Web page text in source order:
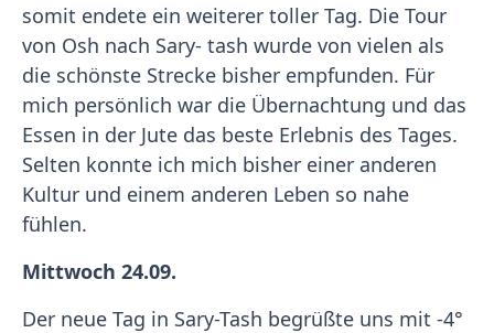
somit endete ein weiterer toller Tag. Die Tour
von Osh nach Sary- tash wurde von vielen als
die schönste Strecke bisher empfunden. Für
mich persönlich war die Übernachtung und das
Essen in der Jute das beste Erlebnis des Tages.
Selten konnte ich mich bisher einer anderen
Kultur und einem anderen Leben so nahe
fühlen.
Mittwoch 24.09.
Der neue Tag in Sary-Tash begrüßte uns mit -4°